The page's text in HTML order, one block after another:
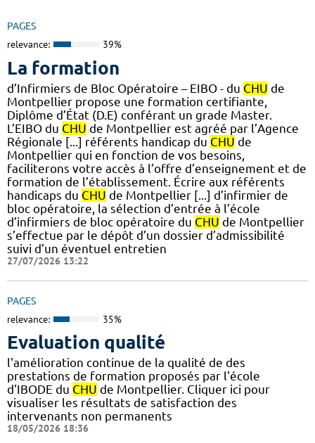
PAGES
relevance: 39%
La formation
d’Infirmiers de Bloc Opératoire – EIBO - du CHU de
Montpellier propose une formation certifiante,
Diplôme d’État (D.E) conférant un grade Master.
L’EIBO du CHU de Montpellier est agréé par l’Agence
Régionale [...] référents handicap du CHU de
Montpellier qui en fonction de vos besoins,
faciliterons votre accès à l’offre d’enseignement et de
formation de l’établissement. Écrire aux référents
handicaps du CHU de Montpellier [...] d’infirmier de
bloc opératoire, la sélection d’entrée à l’école
d’infirmiers de bloc opératoire du CHU de Montpellier
s’effectue par le dépôt d’un dossier d’admissibilité
suivi d’un éventuel entretien
27/07/2026 13:22
PAGES
relevance: 35%
Evaluation qualité
l'amélioration continue de la qualité de des
prestations de formation proposés par l'école
d'IBODE du CHU de Montpellier. Cliquer ici pour
visualiser les résultats de satisfaction des
intervenants non permanents
18/05/2026 18:36